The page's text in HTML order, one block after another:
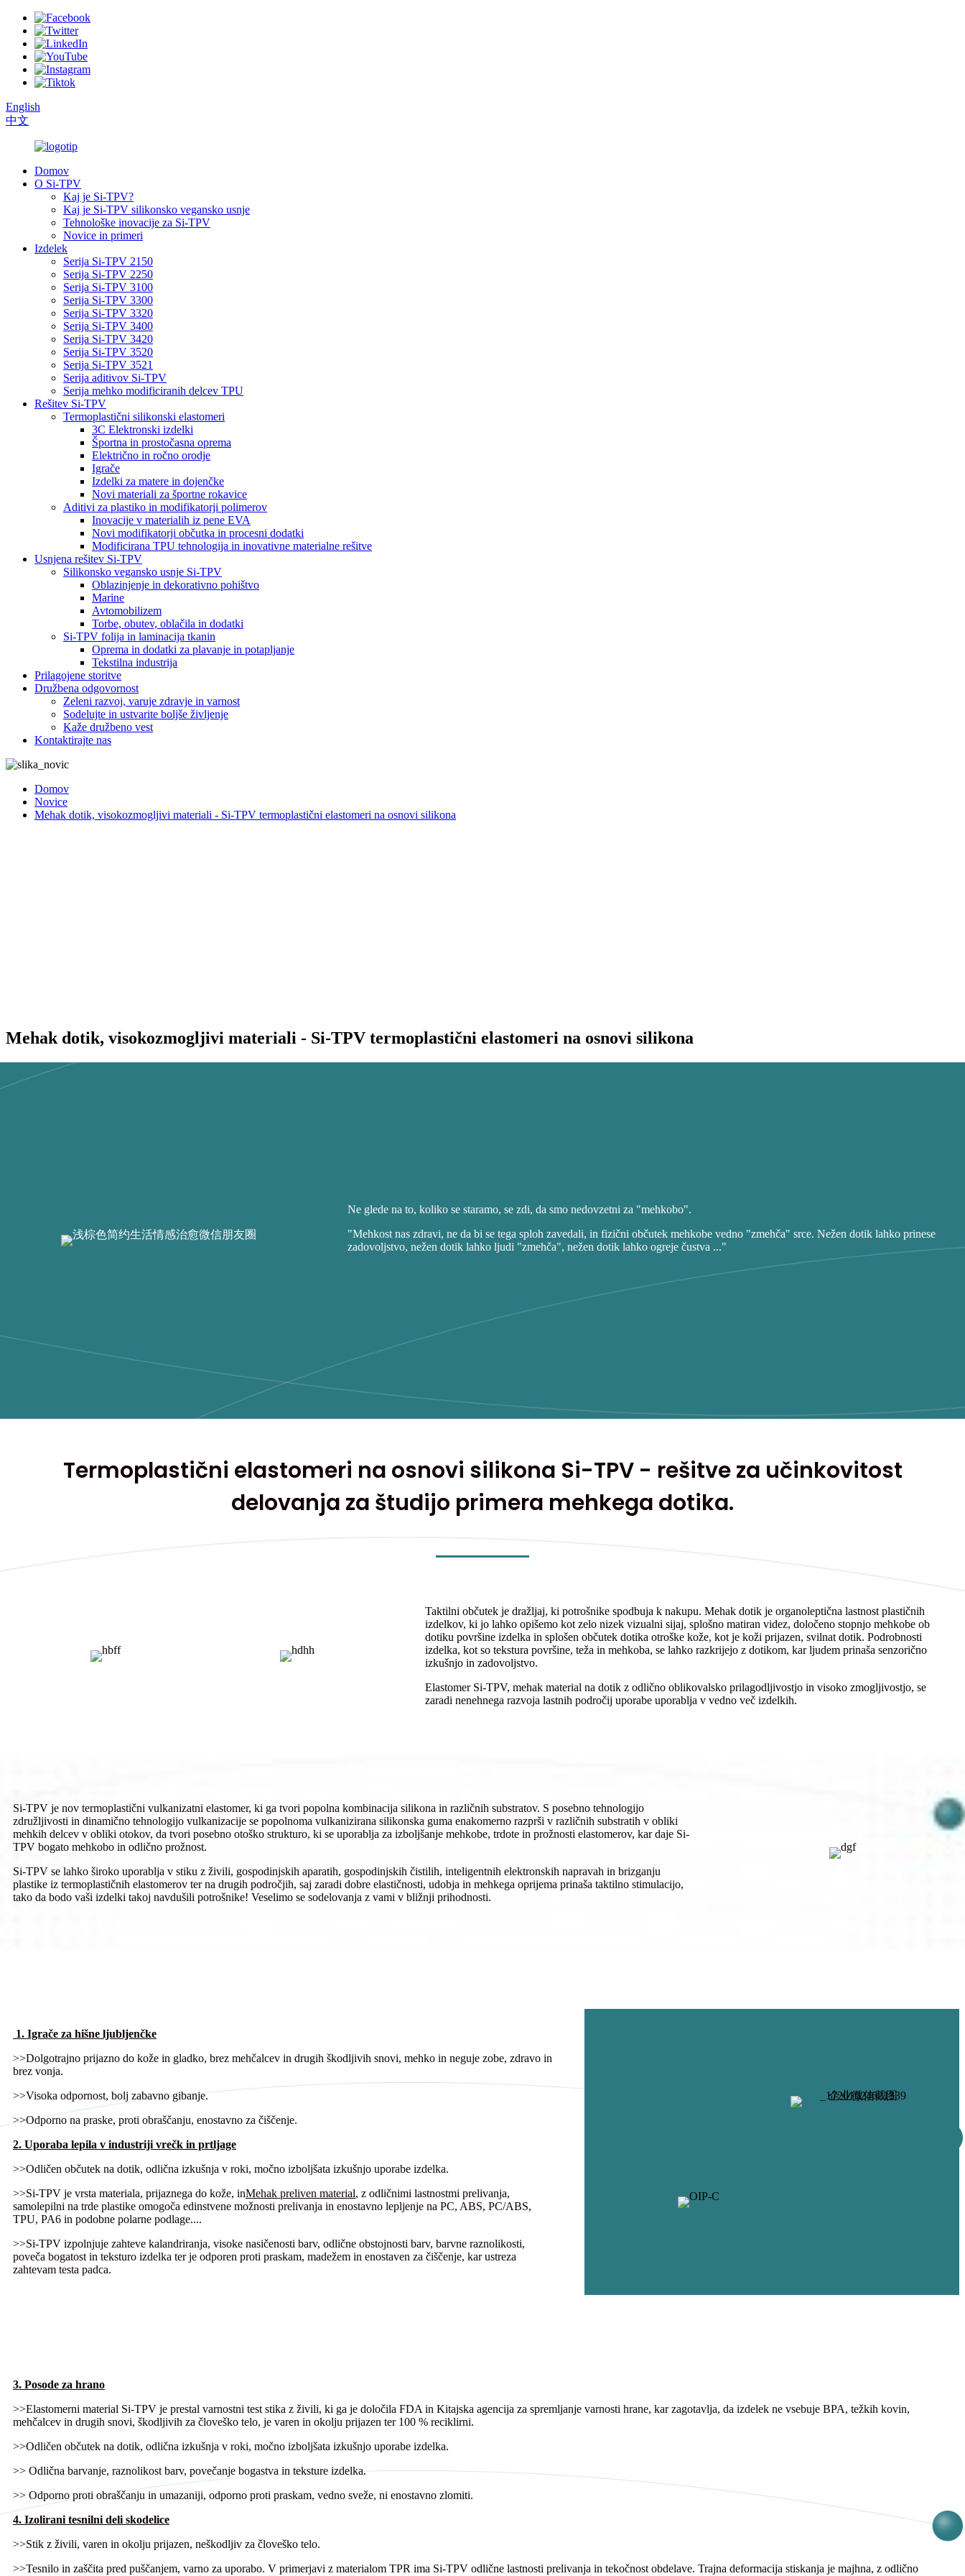
English
中文
Domov
O Si-TPV
Kaj je Si-TPV?
Kaj je Si-TPV silikonsko vegansko usnje
Tehnološke inovacije za Si-TPV
Novice in primeri
Izdelek
Serija Si-TPV 2150
Serija Si-TPV 2250
Serija Si-TPV 3100
Serija Si-TPV 3300
Serija Si-TPV 3320
Serija Si-TPV 3400
Serija Si-TPV 3420
Serija Si-TPV 3520
Serija Si-TPV 3521
Serija aditivov Si-TPV
Serija mehko modificiranih delcev TPU
Rešitev Si-TPV
Termoplastični silikonski elastomeri
3C Elektronski izdelki
Športna in prostočasna oprema
Električno in ročno orodje
Igrače
Izdelki za matere in dojenčke
Novi materiali za športne rokavice
Aditivi za plastiko in modifikatorji polimerov
Inovacije v materialih iz pene EVA
Novi modifikatorji občutka in procesni dodatki
Modificirana TPU tehnologija in inovativne materialne rešitve
Usnjena rešitev Si-TPV
Silikonsko vegansko usnje Si-TPV
Oblazinjenje in dekorativno pohištvo
Marine
Avtomobilizem
Torbe, obutev, oblačila in dodatki
Si-TPV folija in laminacija tkanin
Oprema in dodatki za plavanje in potapljanje
Tekstilna industrija
Prilagojene storitve
Družbena odgovornost
Zeleni razvoj, varuje zdravje in varnost
Sodelujte in ustvarite boljše življenje
Kaže družbeno vest
Kontaktirajte nas
Domov
Novice
Mehak dotik, visokozmogljivi materiali - Si-TPV termoplastični elastomeri na osnovi silikona
Mehak dotik, visokozmogljivi materiali - Si-TPV termoplastični elastomeri na osnovi silikona
Ne glede na to, koliko se staramo, se zdi, da smo nedovzetni za "mehkobo".
"Mehkost nas zdravi, ne da bi se tega sploh zavedali, in fizični občutek mehkobe vedno "zmehča" srce. Nežen dotik lahko prinese
zadovoljstvo, nežen dotik lahko ljudi "zmehča", nežen dotik lahko ogreje čustva ..."
Termoplastični elastomeri na osnovi silikona Si-TPV - rešitve za učinkovitost
delovanja za študijo primera mehkega dotika.
Taktilni občutek je dražljaj, ki potrošnike spodbuja k nakupu. Mehak dotik je organoleptična lastnost plastičnih
izdelkov, ki jo lahko opišemo kot zelo nizek vizualni sijaj, splošno matiran videz, določeno stopnjo mehkobe ob
dotiku površine izdelka in splošen občutek dotika otroške kože, kot je koži prijazen, svilnat dotik. Podrobnosti
izdelka, kot so tekstura površine, teža in mehkoba, se lahko razkrijejo z dotikom, kar ljudem prinaša senzorično
izkušnjo in zadovoljstvo.
Elastomer Si-TPV, mehak material na dotik z odlično oblikovalsko prilagodljivostjo in visoko zmogljivostjo, se
zaradi nenehnega razvoja lastnih področij uporabe uporablja v vedno več izdelkih.
Si-TPV je nov termoplastični vulkanizatni elastomer, ki ga tvori popolna kombinacija silikona in različnih substratov. S posebno tehnologijo
združljivosti in dinamično tehnologijo vulkanizacije se popolnoma vulkanizirana silikonska guma enakomerno razprši v različnih substratih v obliki
mehkih delcev v obliki otokov, da tvori posebno otoško strukturo, ki se uporablja za izboljšanje mehkobe, trdote in prožnosti elastomerov, kar daje Si-
TPV bogato mehkobo in odlično prožnost.
Si-TPV se lahko široko uporablja v stiku z živili, gospodinjskih aparatih, gospodinjskih čistilih, inteligentnih elektronskih napravah in brizganju
plastike iz termoplastičnih elastomerov ter na drugih področjih, saj zaradi dobre elastičnosti, udobja in mehkega oprijema prinaša taktilno stimulacijo,
tako da bodo vaši izdelki takoj navdušili potrošnike! Veselimo se sodelovanja z vami v bližnji prihodnosti.
1. Igrače za hišne ljubljenčke
>>Dolgotrajno prijazno do kože in gladko, brez mehčalcev in drugih škodljivih snovi, mehko in neguje zobe, zdravo in
brez vonja.
>>Visoka odpornost, bolj zabavno gibanje.
>>Odporno na praske, proti obraščanju, enostavno za čiščenje.
2. Uporaba lepila v industriji vrečk in prtljage
>>Odličen občutek na dotik, odlična izkušnja v roki, močno izboljšata izkušnjo uporabe izdelka.
>>Si-TPV je vrsta materiala, prijaznega do kože, inMehak preliven material, z odličnimi lastnostmi prelivanja,
samolepilni na trde plastike omogoča edinstvene možnosti prelivanja in enostavno lepljenje na PC, ABS, PC/ABS,
TPU, PA6 in podobne polarne podlage....
>>Si-TPV izpolnjuje zahteve kalandriranja, visoke nasičenosti barv, odlične obstojnosti barv, barvne raznolikosti,
poveča bogatost in teksturo izdelka ter je odporen proti praskam, madežem in enostaven za čiščenje, kar ustreza
zahtevam testa padca.
3. Posode za hrano
>>Elastomerni material Si-TPV je prestal varnostni test stika z živili, ki ga je določila FDA in Kitajska agencija za spremljanje varnosti hrane, kar zagotavlja, da izdelek ne vsebuje BPA, težkih kovin,
mehčalcev in drugih snovi, škodljivih za človeško telo, je varen in okolju prijazen ter 100 % reciklirni.
>>Odličen občutek na dotik, odlična izkušnja v roki, močno izboljšata izkušnjo uporabe izdelka.
>> Odlična barvanje, raznolikost barv, povečanje bogastva in teksture izdelka.
>> Odporno proti obraščanju in umazaniji, odporno proti praskam, vedno sveže, ni enostavno zlomiti.
4. Izolirani tesnilni deli skodelice
>>Stik z živili, varen in okolju prijazen, neškodljiv za človeško telo.
>>Tesnilo in zaščita pred puščanjem, varno za uporabo. V primerjavi z materialom TPR ima Si-TPV odlične lastnosti prelivanja in tekočnost obdelave. Trajna deformacija stiskanja je majhna, z odlično